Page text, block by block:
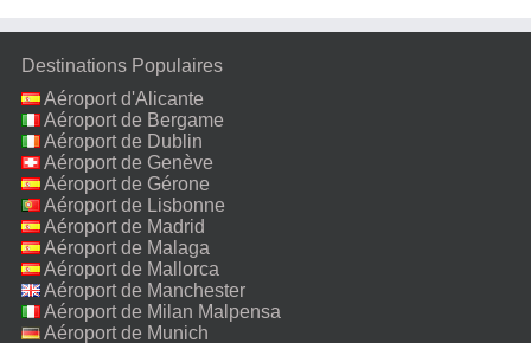
Destinations Populaires
Aéroport d'Alicante
Aéroport de Bergame
Aéroport de Dublin
Aéroport de Genève
Aéroport de Gérone
Aéroport de Lisbonne
Aéroport de Madrid
Aéroport de Malaga
Aéroport de Mallorca
Aéroport de Manchester
Aéroport de Milan Malpensa
Aéroport de Munich